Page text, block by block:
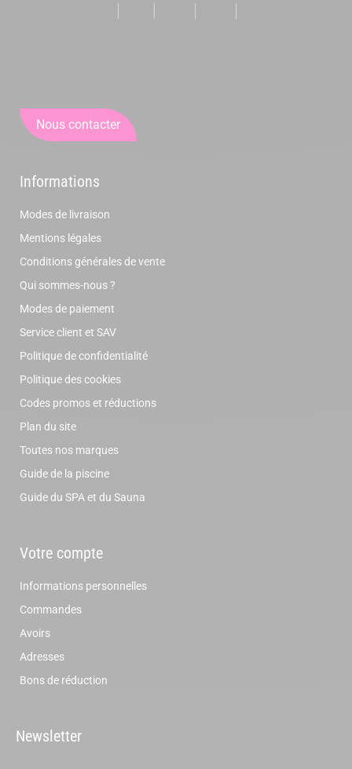
Nous contacter
Informations
Modes de livraison
Mentions légales
Conditions générales de vente
Qui sommes-nous ?
Modes de paiement
Service client et SAV
Politique de confidentialité
Politique des cookies
Codes promos et réductions
Plan du site
Toutes nos marques
Guide de la piscine
Guide du SPA et du Sauna
Votre compte
Informations personnelles
Commandes
Avoirs
Adresses
Bons de réduction
Newsletter